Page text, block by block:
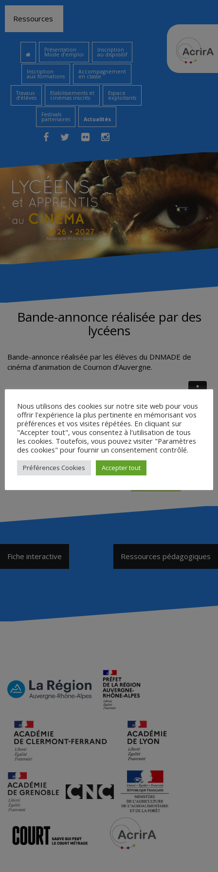
contenu
Ressources
Présentation
Mode d’emploi
Inscription
au dispositif
Inscription
aux formations
Accompagnement
en classe
Travaux
d’élèves
Etablissements et
cinémas inscrits
Espace
exploitants
Festivals
partenaires Actualités
Bande-annonce réalisée par des
lycéens
Bande-annonce réalisée par les élèves du DNMADE de
cinéma d’animation de Cournon d’Auvergne.
Navigation
de
Fiche interactive Ressources pédagogiques
Nous utilisons des cookies sur notre site web pour vous
offrir l'expérience la plus pertinente en mémorisant vos
préférences et vos visites répétées. En cliquant sur
"Accepter tout", vous consentez à l'utilisation de tous
les cookies. Toutefois, vous pouvez visiter "Paramètres
des cookies" pour fournir un consentement contrôlé.
Préférences Cookies Accepter tout